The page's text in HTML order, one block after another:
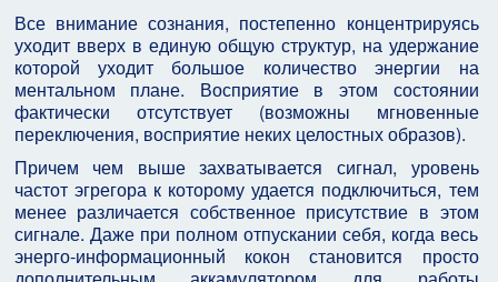
Все внимание сознания, постепенно концентрируясь
уходит вверх в единую общую структур, на удержание
которой уходит большое количество энергии на
ментальном плане. Восприятие в этом состоянии
фактически отсутствует (возможны мгновенные
переключения, восприятие неких целостных образов).
Причем чем выше захватывается сигнал, уровень
частот эгрегора к которому удается подключиться, тем
менее различается собственное присутствие в этом
сигнале. Даже при полном отпускании себя, когда весь
энерго-информационный кокон становится просто